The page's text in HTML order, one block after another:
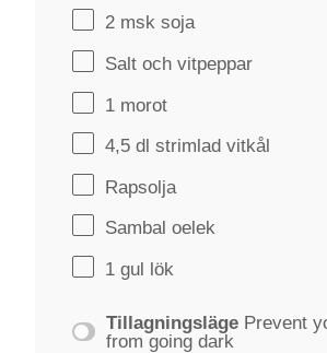
2 msk soja
Salt och vitpeppar
1 morot
4,5 dl strimlad vitkål
Rapsolja
Sambal oelek
1 gul lök
Tillagningsläge Prevent
from going dark